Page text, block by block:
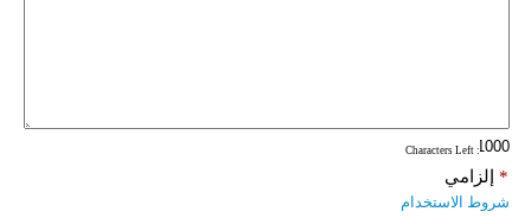
: Characters Left
إلزامي *
شروط الاستخدام